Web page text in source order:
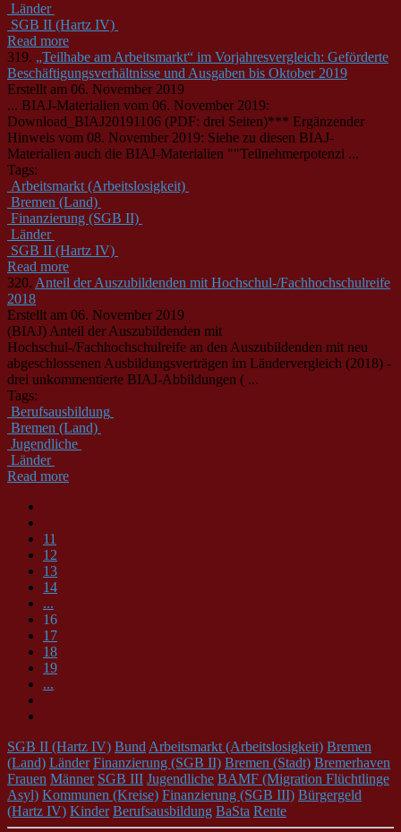
Länder
SGB II (Hartz IV)
Read more
319. „Teilhabe am Arbeitsmarkt“ im Vorjahresvergleich: Geförderte
Beschäftigungsverhältnisse und Ausgaben bis Oktober 2019
Erstellt am 06. November 2019
... BIAJ-Materialien vom 06. November 2019:
Download_BIAJ20191106 (PDF: drei Seiten)*** Ergänzender
Hinweis vom 08. November 2019: Siehe zu diesen BIAJ-
Materialien auch die BIAJ-Materialien ""Teilnehmerpotenzi ...
Tags:
Arbeitsmarkt (Arbeitslosigkeit)
Bremen (Land)
Finanzierung (SGB II)
Länder
SGB II (Hartz IV)
Read more
320. Anteil der Auszubildenden mit Hochschul-/Fachhochschulreife
2018
Erstellt am 06. November 2019
(BIAJ) Anteil der Auszubildenden mit
Hochschul-/Fachhochschulreife an den Auszubildenden mit neu
abgeschlossenen Ausbildungsverträgen im Ländervergleich (2018) -
drei unkommentierte BIAJ-Abbildungen ( ...
Tags:
Berufsausbildung
Bremen (Land)
Jugendliche
Länder
Read more
11
12
13
14
...
16
17
18
19
...
SGB II (Hartz IV) Bund Arbeitsmarkt (Arbeitslosigkeit) Bremen
(Land) Länder Finanzierung (SGB II) Bremen (Stadt) Bremerhaven
Frauen Männer SGB III Jugendliche BAMF (Migration Flüchtlinge
Asyl) Kommunen (Kreise) Finanzierung (SGB III) Bürgergeld
(Hartz IV) Kinder Berufsausbildung BaSta Rente